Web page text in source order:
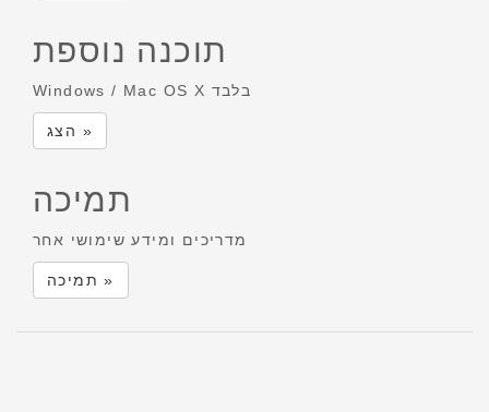
תוכנה נוספת
Windows / Mac OS X בלבד
הצג »
תמיכה
מדריכים ומידע שימושי אחר
תמיכה »